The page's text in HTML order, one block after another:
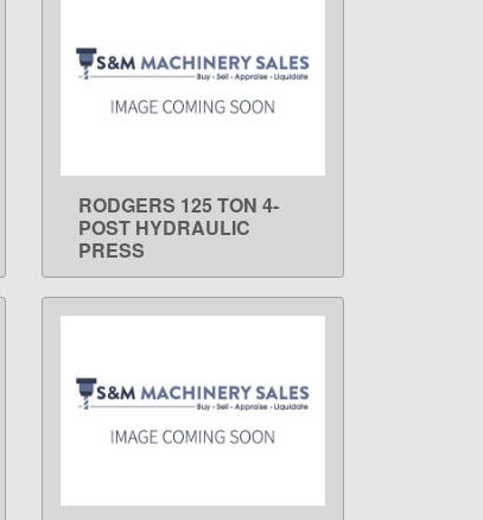
LEARN MORE
RODGERS 125 TON 4-
POST HYDRAULIC
PRESS